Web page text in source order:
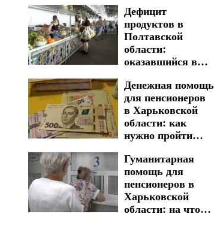
Дефицит
продуктов в
Полтавской
области:
оказавшийся в
Денежная помощь
для пенсионеров
в Харьковской
области: как
нужно пройти
получения
выплат
Гуманитарная
помощь для
пенсионеров в
Харьковской
области: на что